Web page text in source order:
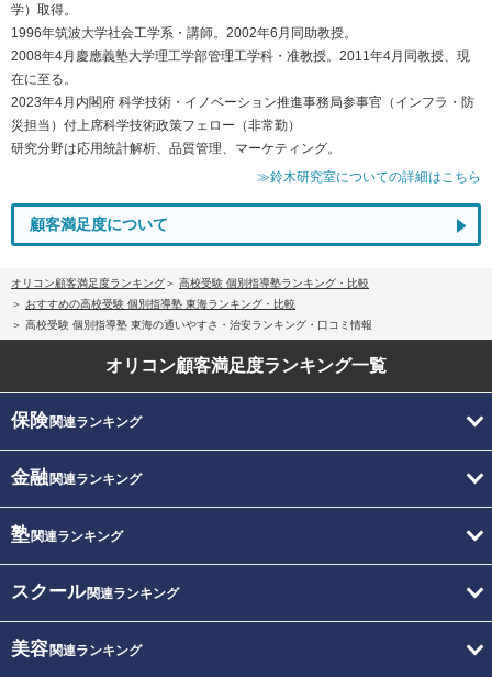
学）取得。
1996年筑波大学社会工学系・講師。2002年6月同助教授。
2008年4月慶應義塾大学理工学部管理工学科・准教授。2011年4月同教授、現
在に至る。
2023年4月内閣府 科学技術・イノベーション推進事務局参事官（インフラ・防
災担当）付上席科学技術政策フェロー（非常勤）
研究分野は応用統計解析、品質管理、マーケティング。
≫鈴木研究室についての詳細はこちら
顧客満足度について
オリコン顧客満足度ランキング
高校受験 個別指導塾ランキング・比較
おすすめの高校受験 個別指導塾 東海ランキング・比較
高校受験 個別指導塾 東海の通いやすさ・治安ランキング・口コミ情報
オリコン顧客満足度ランキング一覧
保険関連ランキング
金融関連ランキング
塾関連ランキング
スクール関連ランキング
美容関連ランキング